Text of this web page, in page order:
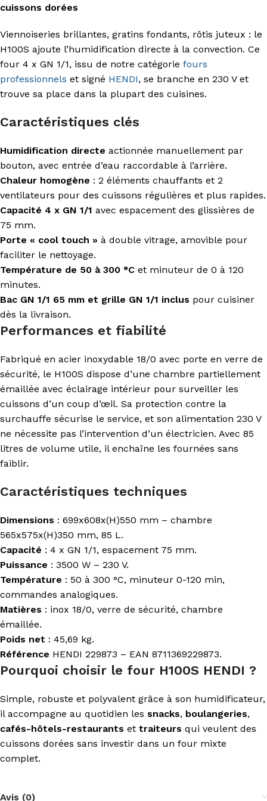
cuissons dorées
Viennoiseries brillantes, gratins fondants, rôtis juteux : le
H100S ajoute l’humidification directe à la convection. Ce
four 4 x GN 1/1, issu de notre catégorie fours
professionnels et signé HENDI, se branche en 230 V et
trouve sa place dans la plupart des cuisines.
Caractéristiques clés
Humidification directe actionnée manuellement par
bouton, avec entrée d’eau raccordable à l’arrière.
Chaleur homogène : 2 éléments chauffants et 2
ventilateurs pour des cuissons régulières et plus rapides.
Capacité 4 x GN 1/1 avec espacement des glissières de
75 mm.
Porte « cool touch » à double vitrage, amovible pour
faciliter le nettoyage.
Température de 50 à 300 °C et minuteur de 0 à 120
minutes.
Bac GN 1/1 65 mm et grille GN 1/1 inclus pour cuisiner
dès la livraison.
Performances et fiabilité
Fabriqué en acier inoxydable 18/0 avec porte en verre de
sécurité, le H100S dispose d’une chambre partiellement
émaillée avec éclairage intérieur pour surveiller les
cuissons d’un coup d’œil. Sa protection contre la
surchauffe sécurise le service, et son alimentation 230 V
ne nécessite pas l’intervention d’un électricien. Avec 85
litres de volume utile, il enchaîne les fournées sans
faiblir.
Caractéristiques techniques
Dimensions : 699x608x(H)550 mm – chambre
565x575x(H)350 mm, 85 L.
Capacité : 4 x GN 1/1, espacement 75 mm.
Puissance : 3500 W – 230 V.
Température : 50 à 300 °C, minuteur 0-120 min,
commandes analogiques.
Matières : inox 18/0, verre de sécurité, chambre
émaillée.
Poids net : 45,69 kg.
Référence HENDI 229873 – EAN 8711369229873.
Pourquoi choisir le four H100S HENDI ?
Simple, robuste et polyvalent grâce à son humidificateur,
il accompagne au quotidien les snacks, boulangeries,
cafés-hôtels-restaurants et traiteurs qui veulent des
cuissons dorées sans investir dans un four mixte
complet.
Avis (0)